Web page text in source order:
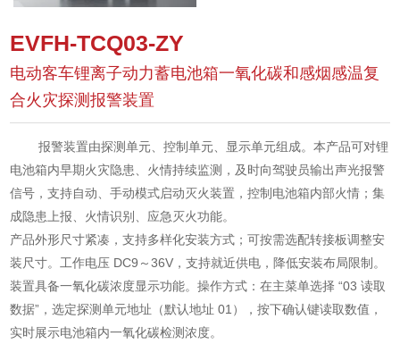
EVFH-TCQ03-ZY
电动客车锂离子动力蓄电池箱一氧化碳和感烟感温复
合火灾探测报警装置
报警装置由探测单元、控制单元、显示单元组成。本产品可对锂
电池箱内早期火灾隐患、火情持续监测，及时向驾驶员输出声光报警
信号，支持自动、手动模式启动灭火装置，控制电池箱内部火情；集
成隐患上报、火情识别、应急灭火功能。
产品外形尺寸紧凑，支持多样化安装方式；可按需选配转接板调整安
装尺寸。工作电压 DC9～36V，支持就近供电，降低安装布局限制。
装置具备一氧化碳浓度显示功能。操作方式：在主菜单选择 “03 读取
数据”，选定探测单元地址（默认地址 01），按下确认键读取数值，
实时展示电池箱内一氧化碳检测浓度。